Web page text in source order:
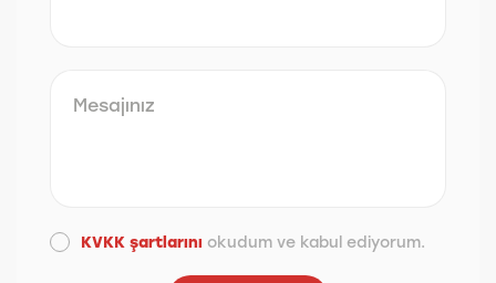
KVKK şartlarını okudum ve kabul ediyorum.